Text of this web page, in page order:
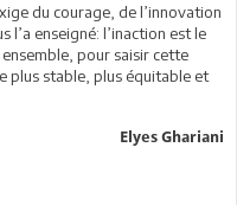
du courage, de l’innovation
l’a enseigné: l’inaction est le
pour saisir cette
plus stable, plus équitable et
Elyes Ghariani